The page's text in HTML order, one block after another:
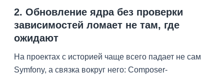
2. Обновление ядра без проверки
зависимостей ломает не там, где
ожидают
На проектах с историей чаще всего падает не сам
Symfony, а связка вокруг него: Composer-